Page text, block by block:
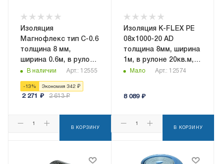
Изоляция
Магнофлекс тип C-0.6
толщина 8 мм,
ширина 0.6м, в рулоне
9 кв.м,
самоклеящаяся
В наличии Арт.: 12555
-13 % Экономия 342 ₽
2 271 ₽ 2 613₽
В КОРЗИНУ
Изоляция K-FLEX PE
08x1000-20 AD
толщина 8мм, ширина
1м, в рулоне 20кв.м,
самоклеящаяся
Мало Арт.: 12574
8 089₽
В КОРЗИНУ